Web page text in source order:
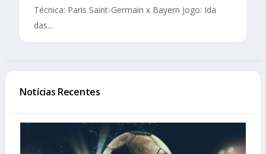
Técnica: Paris Saint-Germain x Bayern Jogo: Ida
das...
Notícias Recentes